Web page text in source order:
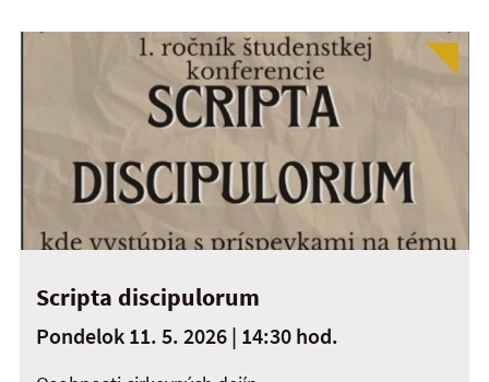
Scripta discipulorum
Pondelok 11. 5. 2026 | 14:30 hod.